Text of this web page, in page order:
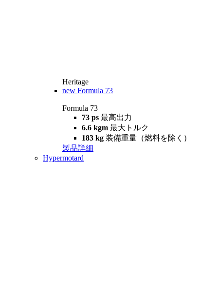
Heritage
new Formula 73
Formula 73
73 ps 最高出力
6.6 kgm 最大トルク
183 kg 装備重量（燃料を除く）
製品詳細
Hypermotard